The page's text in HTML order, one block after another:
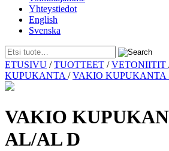
Yhteystiedot
English
Svenska
Skip
to
content
ETUSIVU /TUOTTEET /VETONIITIT
KUPUKANTA /VAKIO KUPUKANTA
VAKIO
AL/AL D